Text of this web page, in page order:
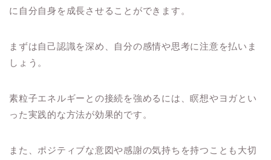
に自分自身を成長させることができます。
まずは自己認識を深め、自分の感情や思考に注意を払いま
しょう。
素粒子エネルギーとの接続を強めるには、瞑想やヨガとい
った実践的な方法が効果的です。
また、ポジティブな意図や感謝の気持ちを持つことも大切